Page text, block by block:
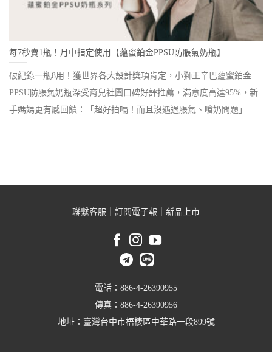
每7秒賣1瓶！月中指定使用【蘊蜜鉑金PPSU防脹氣奶瓶】
破紀錄一瓶8用！獲世界各大設計獎項肯定，小獅王辛巴蘊蜜鉑金
PPSU防脹氣奶瓶深受育兒社團口碑好評推薦，滿意度高達95%，新
手媽媽更有感回饋：「超好拍嗝！而且沒遇過脹氣、嗆奶問題」..
聯繫客服 訂閱電子報 新品上市
電話：886-4-26390955
傳真：886-4-26390956
地址：臺灣台中市梧棲區中華路一段899號